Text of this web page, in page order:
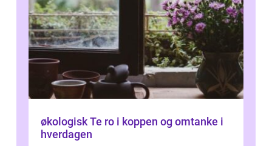
økologisk Te ro i koppen og omtanke i
hverdagen